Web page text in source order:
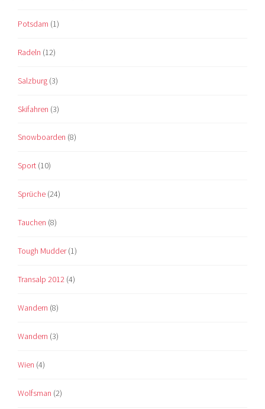
Potsdam (1)
Radeln (12)
Salzburg (3)
Skifahren (3)
Snowboarden (8)
Sport (10)
Sprüche (24)
Tauchen (8)
Tough Mudder(1)
Transalp 2012 (4)
Wandern (8)
Wandern (3)
Wien (4)
Wolfsman (2)